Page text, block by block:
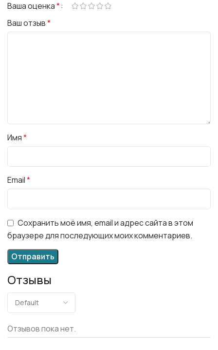
Отзывы
Отзывов пока нет.
Ваша оценка*
Ваш отзыв*
Имя*
Email*
Сохранить моё имя, email и адрес сайта в этом
браузере для последующих моих комментариев.